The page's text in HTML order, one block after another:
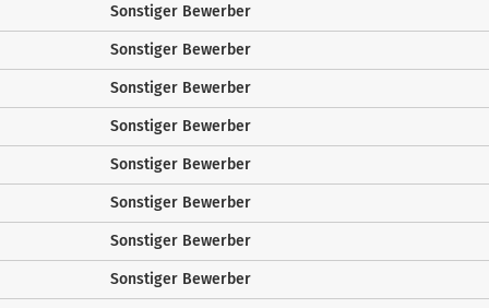
Sonstiger Bewerber
Sonstiger Bewerber
Sonstiger Bewerber
Sonstiger Bewerber
Sonstiger Bewerber
Sonstiger Bewerber
Sonstiger Bewerber
Sonstiger Bewerber